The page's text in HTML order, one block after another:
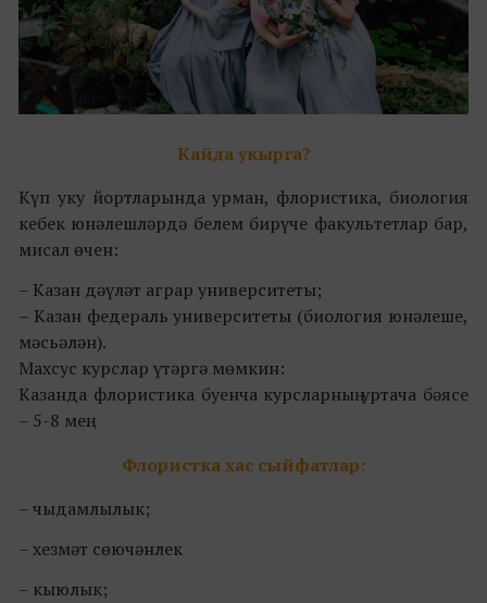
Кайда укырга?
Күп уку йортларында урман, флористика, биология
кебек юнәлешләрдә белем бирүче факультетлар бар,
мисал өчен:
– Казан дәүләт аграр университеты;
– Казан федераль университеты (биология юнәлеше,
мәсьәлән).
Махсус курслар үтәргә мөмкин:
Казанда флористика буенча курсларның уртача бәясе
– 5-8 мең.
Флористка хас сыйфатлар:
– чыдамлылык;
– хезмәт сөючәнлек
– кыюлык;